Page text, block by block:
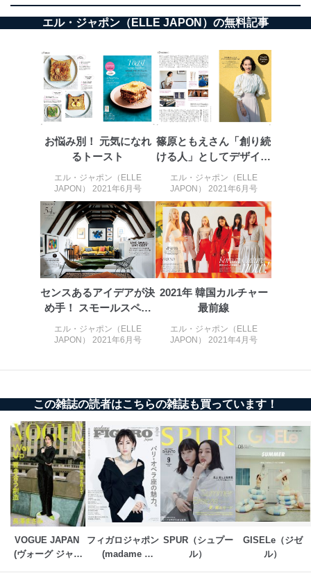
エル・ジャポン（ELLE JAPON）の無料記事
お悩み別！ 元気になれ
るトースト
エル・ジャポン（ELLE
JAPON） 2021年6月号
篠原ともえさん「創り続
ける人」としてデザイン
の力で人と...
エル・ジャポン（ELLE
JAPON） 2021年6月号
センスあるアイデアが決
め手！ スモールスペー
スのインテリア術
エル・ジャポン（ELLE
JAPON） 2021年6月号
2021年 韓国カルチャー
最前線
エル・ジャポン（ELLE
JAPON） 2021年4月号
この雑誌の読者はこちらの雑誌も買っています！
VOGUE JAPAN
(ヴォーグ ジャパ
フィガロジャポン
(madame
SPUR（シュプー
ル）
GISELe（ジゼ
ル）